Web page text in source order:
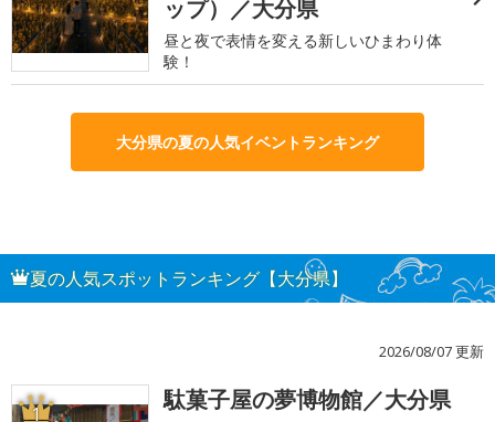
ップ）／大分県
昼と夜で表情を変える新しいひまわり体
験！
大分県の夏の人気イベントランキング
夏の人気スポットランキング【大分県】
2026/08/07 更新
1 駄菓子屋の夢博物館／大分県